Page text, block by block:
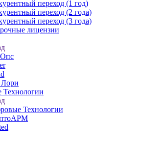
переход (1 год)
переход (2 года)
переход (3 года)
лицензии
Технологии